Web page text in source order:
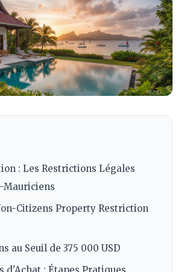
: Les Restrictions Légales
Mauriciens
Citizens Property Restriction
au Seuil de 375 000 USD
d'Achat : Étapes Pratiques